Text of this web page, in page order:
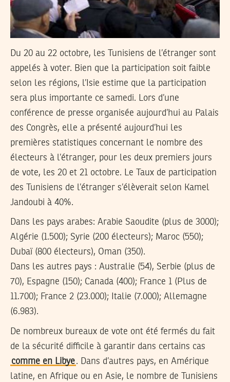
Du 20 au 22 octobre, les Tunisiens de l’étranger sont
appelés à voter. Bien que la participation soit faible
selon les régions, l’Isie estime que la participation
sera plus importante ce samedi. Lors d’une
conférence de presse organisée aujourd’hui au Palais
des Congrès, elle a présenté aujourd’hui les
premières statistiques concernant le nombre des
électeurs à l’étranger, pour les deux premiers jours
de vote, les 20 et 21 octobre. Le Taux de participation
des Tunisiens de l’étranger s’élèverait selon Kamel
Jandoubi à 40%.
Dans les pays arabes: Arabie Saoudite (plus de 3000);
Algérie (1.500); Syrie (200 électeurs); Maroc (550);
Dubaï (800 électeurs), Oman (350).
Dans les autres pays : Australie (54), Serbie (plus de
70), Espagne (150); Canada (400); France 1 (Plus de
11.700); France 2 (23.000); Italie (7.000); Allemagne
(6.983).
De nombreux bureaux de vote ont été fermés du fait
de la sécurité difficile à garantir dans certains cas
comme en Libye. Dans d’autres pays, en Amérique
latine, en Afrique ou en Asie, le nombre de Tunisiens